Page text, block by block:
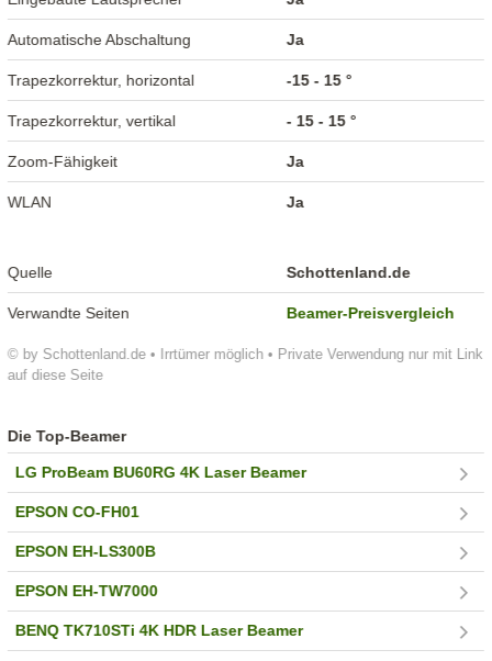
© by Schottenland.de • Irrtümer möglich • Private Verwendung nur mit Link
auf diese Seite
Automatische Abschaltung Ja
Trapezkorrektur, horizontal -15 - 15 °
Trapezkorrektur, vertikal - 15 - 15 °
Zoom-Fähigkeit Ja
WLAN Ja
Quelle Schottenland.de
Verwandte Seiten Beamer-Preisvergleich
Die Top-Beamer
LG ProBeam BU60RG 4K Laser Beamer
EPSON CO-FH01
EPSON EH-LS300B
EPSON EH-TW7000
BENQ TK710STi 4K HDR Laser Beamer